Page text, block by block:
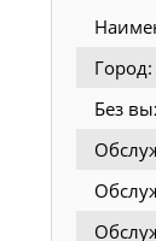
Город:
Без